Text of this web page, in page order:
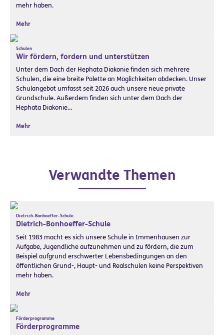
mehr haben.
Mehr
Schulen
Wir fördern, fordern und unterstützen
Unter dem Dach der Hephata Diakonie finden sich mehrere
Schulen, die eine breite Palette an Möglichkeiten abdecken. Unser
Schulangebot umfasst seit 2026 auch unsere neue private
Grundschule. Außerdem finden sich unter dem Dach der
Hephata Diakonie…
Mehr
Verwandte Themen
Dietrich-Bonhoeffer-Schule
Dietrich-Bonhoeffer-Schule
Seit 1983 macht es sich unsere Schule in Immenhausen zur
Aufgabe, Jugendliche aufzunehmen und zu fördern, die zum
Beispiel aufgrund erschwerter Lebensbedingungen an den
öffentlichen Grund-, Haupt- und Realschulen keine Perspektiven
mehr haben.
Mehr
Förderprogramme
Förderprogramme